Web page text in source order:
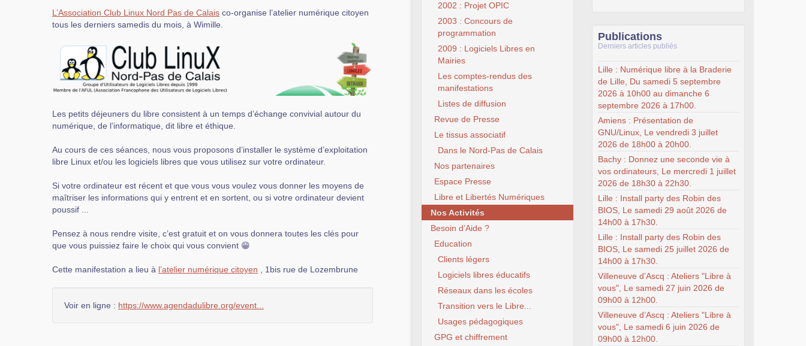
L’Association Club Linux Nord Pas de Calais co-organise l’atelier numérique citoyen
tous les derniers samedis du mois, à Wimille.
Les petits déjeuners du libre consistent à un temps d’échange convivial autour du
numérique, de l’informatique, dit libre et éthique.
Au cours de ces séances, nous vous proposons d’installer le système d’exploitation
libre Linux et/ou les logiciels libres que vous utilisez sur votre ordinateur.
Si votre ordinateur est récent et que vous vous voulez vous donner les moyens de
maîtriser les informations qui y entrent et en sortent, ou si votre ordinateur devient
poussif ...
Pensez à nous rendre visite, c’est gratuit et on vous donnera toutes les clés pour
que vous puissiez faire le choix qui vous convient 😁
Cette manifestation a lieu à l’atelier numérique citoyen , 1bis rue de Lozembrune
Voir en ligne : https://www.agendadulibre.org/event...
2002 : Projet OPIC
2003 : Concours de
programmation
2009 : Logiciels Libres en
Mairies
Les comptes-rendus des
manifestations
Listes de diffusion
Revue de Presse
Le tissus associatif
Dans le Nord-Pas de Calais
Nos partenaires
Espace Presse
Libre et Libertés Numériques
Nos Activités
Besoin d’Aide ?
Education
Clients légers
Logiciels libres éducatifs
Réseaux dans les écoles
Transition vers le Libre...
Usages pédagogiques
GPG et chiffrement
Publications
Derniers articles publiés
Lille : Numérique libre à la Braderie
de Lille, Du samedi 5 septembre
2026 à 10h00 au dimanche 6
septembre 2026 à 17h00.
Amiens : Présentation de
GNU/Linux, Le vendredi 3 juillet
2026 de 18h00 à 20h00.
Bachy : Donnez une seconde vie à
vos ordinateurs, Le mercredi 1 juillet
2026 de 18h30 à 22h30.
Lille : Install party des Robin des
BIOS, Le samedi 29 août 2026 de
14h00 à 17h30.
Lille : Install party des Robin des
BIOS, Le samedi 25 juillet 2026 de
14h00 à 17h30.
Villeneuve d’Ascq : Ateliers "Libre à
vous", Le samedi 27 juin 2026 de
09h00 à 12h00.
Villeneuve d’Ascq : Ateliers "Libre à
vous", Le samedi 6 juin 2026 de
09h00 à 12h00.